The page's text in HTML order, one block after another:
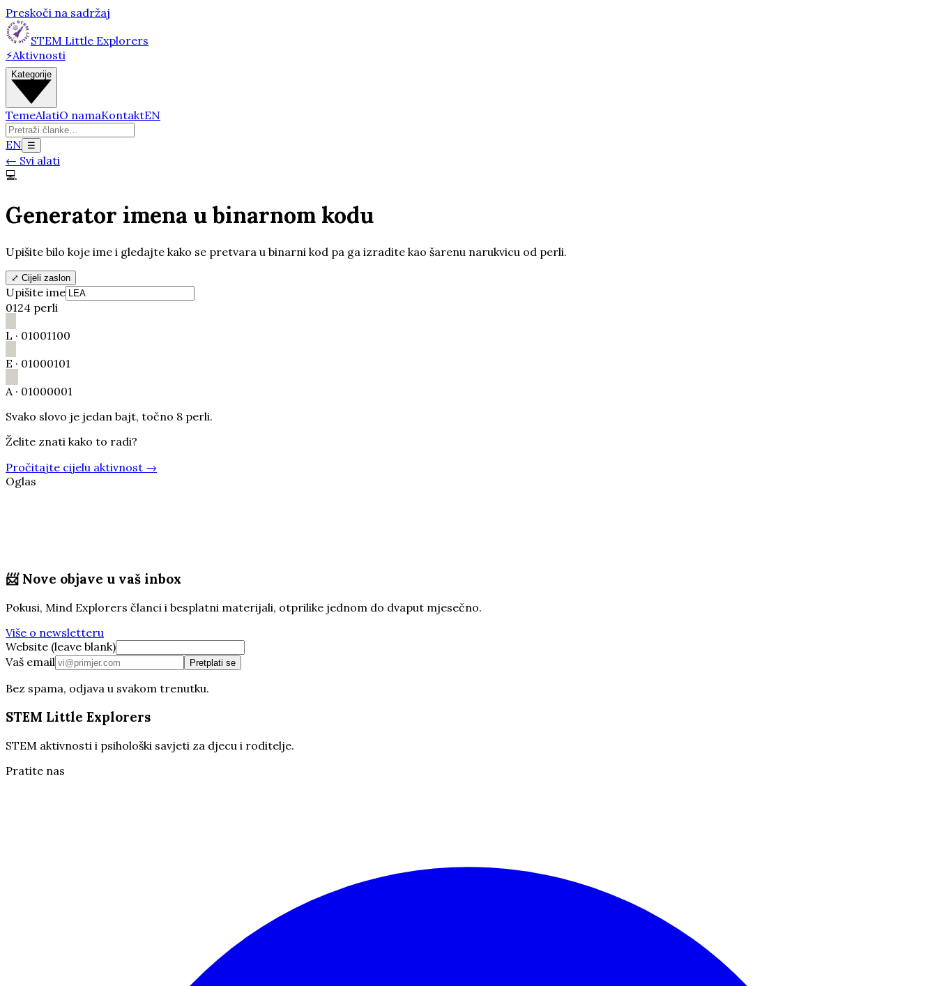
Preskoči na sadržaj
STEM Little Explorers
⚡Aktivnosti
Kategorije
TemeAlatiO namaKontaktEN
EN ☰
← Svi alati
💻
Generator imena u binarnom kodu
Upišite bilo koje ime i gledajte kako se pretvara u binarni kod pa ga izradite kao šarenu narukvicu od perli.
⤢ Cijeli zaslon
Upišite ime
0124 perli
L · 01001100
E · 01000101
A · 01000001
Svako slovo je jedan bajt, točno 8 perli.
Želite znati kako to radi?
Pročitajte cijelu aktivnost →
Oglas
📨 Nove objave u vaš inbox
Pokusi, Mind Explorers članci i besplatni materijali, otprilike jednom do dvaput mjesečno.
Više o newsletteru
Website (leave blank)
Vaš email
Pretplati se
Bez spama, odjava u svakom trenutku.
STEM Little Explorers
STEM aktivnosti i psihološki savjeti za djecu i roditelje.
Pratite nas